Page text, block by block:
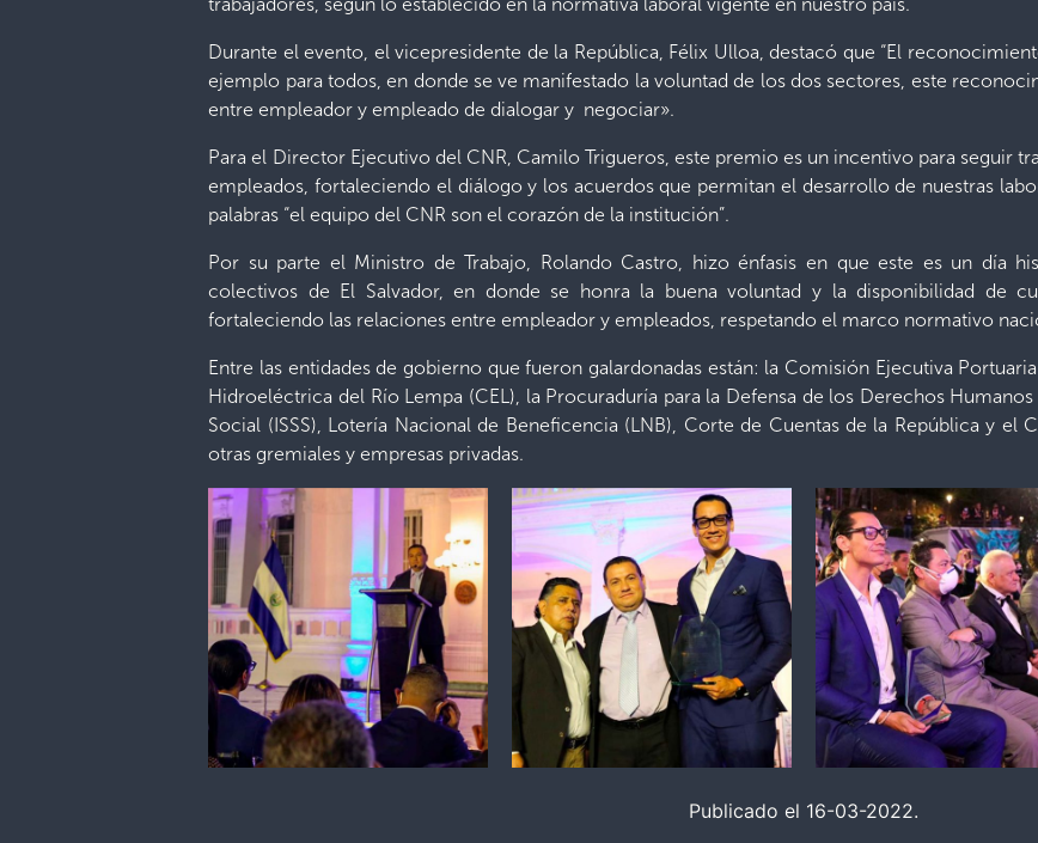
Durante el evento, el vicepresidente de la República, Félix Ulloa, destacó que “El
ejemplo para todos, en donde se ve manifestado la voluntad de los dos sectores, este
entre empleador y empleado de dialogar y negociar».
Para el Director Ejecutivo del CNR, Camilo Trigueros, este premio es un incentivo para seguir
empleados, fortaleciendo el diálogo y los acuerdos que permitan el desarrollo de nuestras
palabras “el equipo del CNR son el corazón de la institución”.
Por su parte el Ministro de Trabajo, Rolando Castro, hizo énfasis en que este es un día
colectivos de El Salvador, en donde se honra la buena voluntad y la disponibilidad de
fortaleciendo las relaciones entre empleador y empleados, respetando el marco normativo
Entre las entidades de gobierno que fueron galardonadas están: la Comisión Ejecutiva
Hidroeléctrica del Río Lempa (CEL), la Procuraduría para la Defensa de los Derechos
Social (ISSS), Lotería Nacional de Beneficencia (LNB), Corte de Cuentas de la República y el
otras gremiales y empresas privadas.
Publicado el 16-03-2022.